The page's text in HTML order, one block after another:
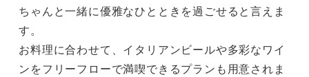
ちゃんと一緒に優雅なひとときを過ごせると言えま
す。
お料理に合わせて、イタリアンビールや多彩なワイ
ンをフリーフローで満喫できるプランも用意されま